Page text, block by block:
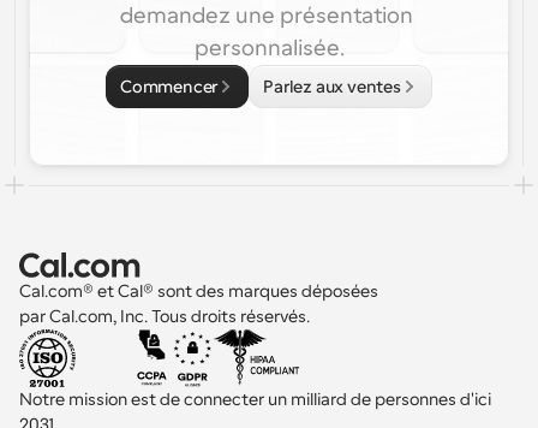
demandez une présentation
personnalisée.
Commencer Parlez aux ventes
Cal.com® et Cal® sont des marques déposées
par Cal.com, Inc. Tous droits réservés.
Notre mission est de connecter un milliard de personnes d'ici